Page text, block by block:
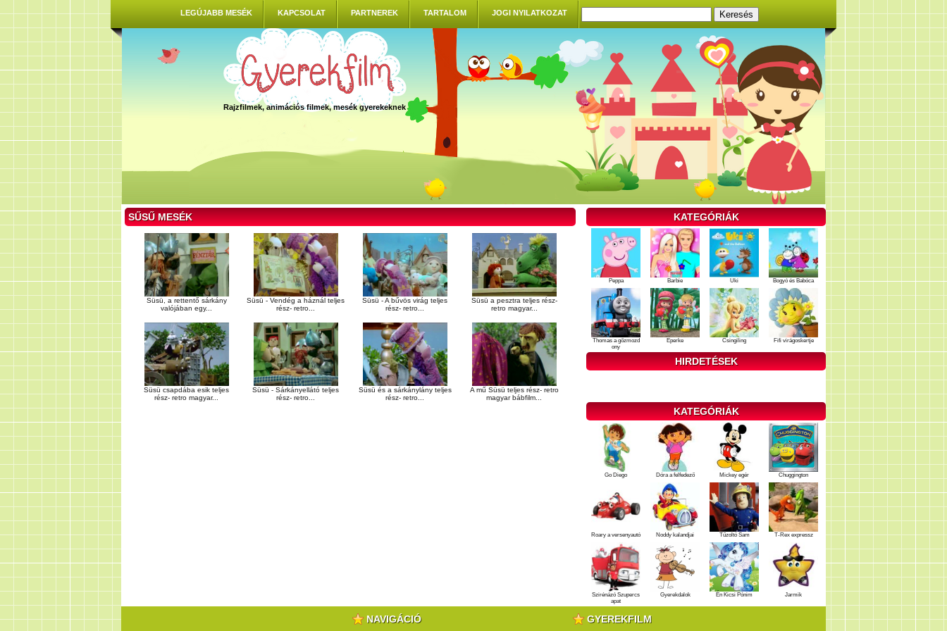
LEGÚJABB MESÉK KAPCSOLAT PARTNEREK TARTALOM JOGI NYILATKOZAT
Rajzfilmek, animációs filmek, mesék gyerekeknek
SŰSŰ MESÉK
Süsü, a rettentő sárkány
valójában egy...
Süsü - Vendég a háznál teljes
rész- retro...
Süsü - A bűvös virág teljes
rész- retro...
Süsü a pesztra teljes rész-
retro magyar...
Süsü csapdába esik teljes
rész- retro magyar...
Süsü - Sárkányellátó teljes
rész- retro...
Süsü és a sárkánylány teljes
rész- retro...
A mű Süsü teljes rész- retro
magyar bábfilm...
KATEGÓRIÁK
Peppa Barbie Uki Bogyó és Babóca
Thomas a gőzmozd
ony
Eperke Csingiling Fifi virágoskertje
HIRDETÉSEK
KATEGÓRIÁK
Go Diego Dóra a felfedező Mickey egér Chuggington
Roary a versenyautó Noddy kalandjai Tűzoltó Sam T-Rex expressz
Szirénázó Szupercs
apat
Gyerekdalok Én Kicsi Pónim Jarmik
NAVIGÁCIÓ GYEREKFILM